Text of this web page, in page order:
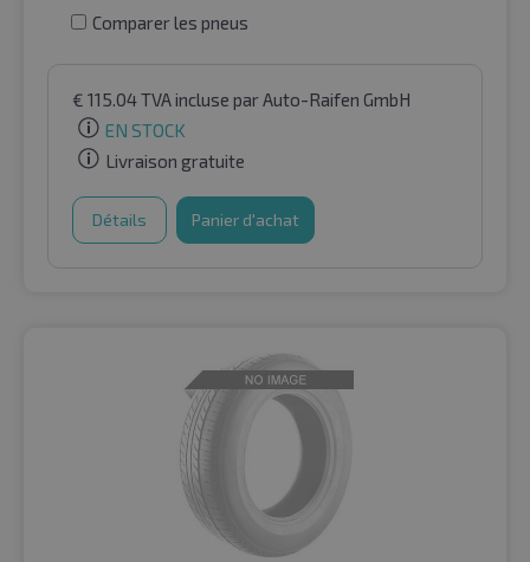
Comparer les pneus
€ 115.04TVA incluse par Auto-Raifen GmbH
EN STOCK
Livraison gratuite
Détails Panier d'achat